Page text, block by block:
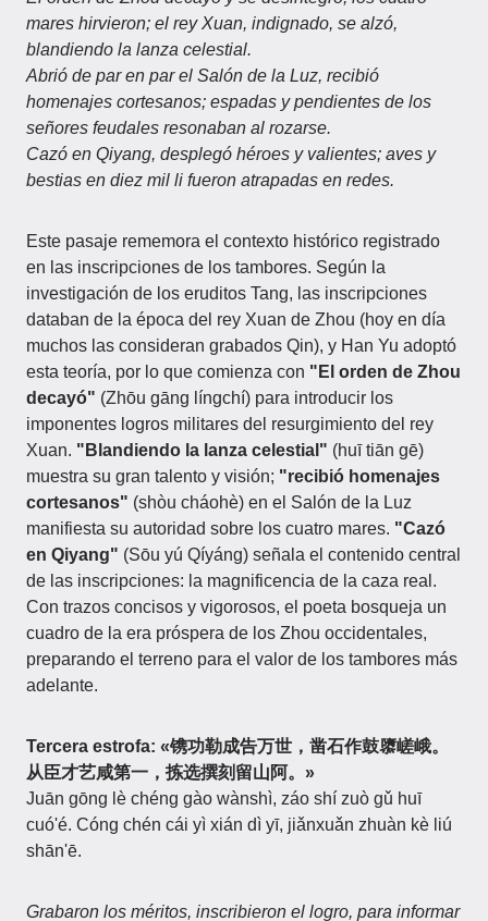
mares hirvieron; el rey Xuan, indignado, se alzó,
blandiendo la lanza celestial.
Abrió de par en par el Salón de la Luz, recibió
homenajes cortesanos; espadas y pendientes de los
señores feudales resonaban al rozarse.
Cazó en Qiyang, desplegó héroes y valientes; aves y
bestias en diez mil li fueron atrapadas en redes.
Este pasaje rememora el contexto histórico registrado
en las inscripciones de los tambores. Según la
investigación de los eruditos Tang, las inscripciones
databan de la época del rey Xuan de Zhou (hoy en día
muchos las consideran grabados Qin), y Han Yu adoptó
esta teoría, por lo que comienza con "El orden de Zhou
decayó" (Zhōu gāng língchí) para introducir los
imponentes logros militares del resurgimiento del rey
Xuan. "Blandiendo la lanza celestial" (huī tiān gē)
muestra su gran talento y visión; "recibió homenajes
cortesanos" (shòu cháohè) en el Salón de la Luz
manifiesta su autoridad sobre los cuatro mares. "Cazó
en Qiyang" (Sōu yú Qíyáng) señala el contenido central
de las inscripciones: la magnificencia de la caza real.
Con trazos concisos y vigorosos, el poeta bosqueja un
cuadro de la era próspera de los Zhou occidentales,
preparando el terreno para el valor de los tambores más
adelante.
Tercera estrofa: «镌功勒成告万世，凿石作鼓隳嵯峨。
从臣才艺咸第一，拣选撰刻留山阿。»
Juān gōng lè chéng gào wànshì, záo shí zuò gǔ huī
cuó'é. Cóng chén cái yì xián dì yī, jiǎnxuǎn zhuàn kè liú
shān'ē.
Grabaron los méritos, inscribieron el logro, para informar